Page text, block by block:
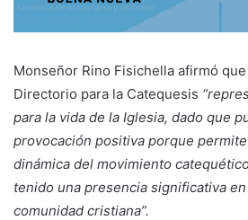
Monseñor Rino Fisichella afirmó
Directorio para la Catequesis
para la vida de la Iglesia, dado que
provocación positiva porque
dinámica del movimiento
tenido una presencia significativa
comunidad cristiana”.